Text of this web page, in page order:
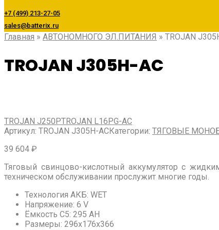
+7 (499) 213-27-05
sales@batterix.ru
Главная » АВТОНОМНОГО ЭЛ.ПИТАНИЯ » TROJAN
TROJAN J305H-AC
TROJAN J250PTROJAN L16PG-AC
Артикул: TROJAN J305H-ACКатегории: ТЯГОВЫЕ
39 604 ₽
Тяговый свинцово-кислотный аккумулятор с
техническом обслуживании прослужит многие годы.
Технология АКБ: WET
Напряжение: 6 V
Ёмкость C5: 295 AH
Размеры: 296х176х366